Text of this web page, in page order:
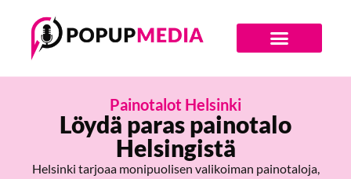
Painotalot Helsinki
Löydä paras painotalo
Helsingistä
Helsinki tarjoaa monipuolisen valikoiman painotaloja,